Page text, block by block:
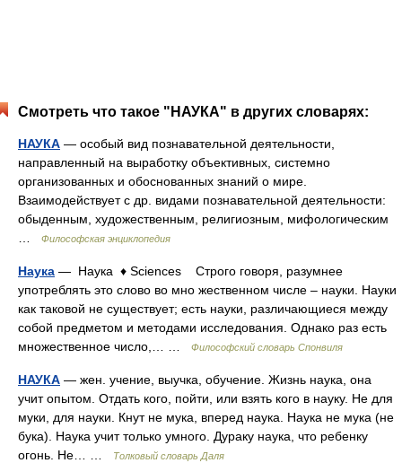
Смотреть что такое "НАУКА" в других словарях:
НАУКА — особый вид познавательной деятельности,
направленный на выработку объективных, системно
организованных и обоснованных знаний о мире.
Взаимодействует с др. видами познавательной деятельности:
обыденным, художественным, религиозным, мифологическим
Философская энциклопедия
Наука — Наука ♦ Sciences Строго говоря, разумнее
употреблять это слово во мно жественном числе – науки. Науки
как таковой не существует; есть науки, различающиеся между
собой предметом и методами исследования. Однако раз есть
множественное число,… …
Философский словарь Спонвиля
НАУКА — жен. учение, выучка, обучение. Жизнь наука, она
учит опытом. Отдать кого, пойти, или взять кого в науку. Не для
муки, для науки. Кнут не мука, вперед наука. Наука не мука (не
бука). Наука учит только умного. Дураку наука, что ребенку
огонь. Не… …
Толковый словарь Даля